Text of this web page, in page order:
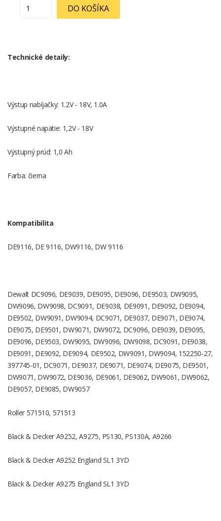
DO KOŠÍKA
Technické detaily:
Výstup nabíjačky: 1.2V - 18V, 1.0A
Výstupné napätie: 1,2V - 18V
Výstupný prúd: 1,0 Ah
Farba: čierna
Kompatibilita
DE9116, DE 9116, DW9116, DW 9116
Dewalt DC9096, DE9039, DE9095, DE9096, DE9503, DW9095,
DW9096, DW9098, DC9091, DE9038, DE9091, DE9092, DE9094,
DE9502, DW9091, DW9094, DC9071, DE9037, DE9071, DE9074,
DE9075, DE9501, DW9071, DW9072, DC9096, DE9039, DE9095,
DE9096, DE9503, DW9095, DW9096, DW9098, DC9091, DE9038,
DE9091, DE9092, DE9094, DE9502, DW9091, DW9094, 152250-27,
397745-01, DC9071, DE9037, DE9071, DE9074, DE9075, DE9501,
DW9071, DW9072, DE9036, DE9061, DE9062, DW9061, DW9062,
DE9057, DE9085, DW9057
Roller 571510, 571513
Black & Decker A9252, A9275, PS130, PS130A, A9266
Black & Decker A9252 England SL1 3YD
Black & Decker A9275 England SL1 3YD